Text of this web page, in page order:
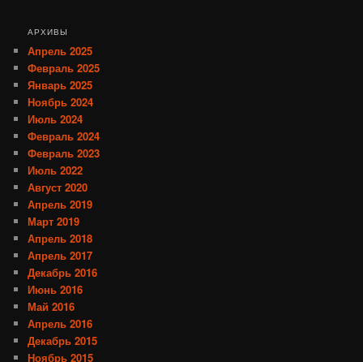
АРХИВЫ
Апрель 2025
Февраль 2025
Январь 2025
Ноябрь 2024
Июль 2024
Февраль 2024
Февраль 2023
Июль 2022
Август 2020
Апрель 2019
Март 2019
Апрель 2018
Апрель 2017
Декабрь 2016
Июнь 2016
Май 2016
Апрель 2016
Декабрь 2015
Ноябрь 2015